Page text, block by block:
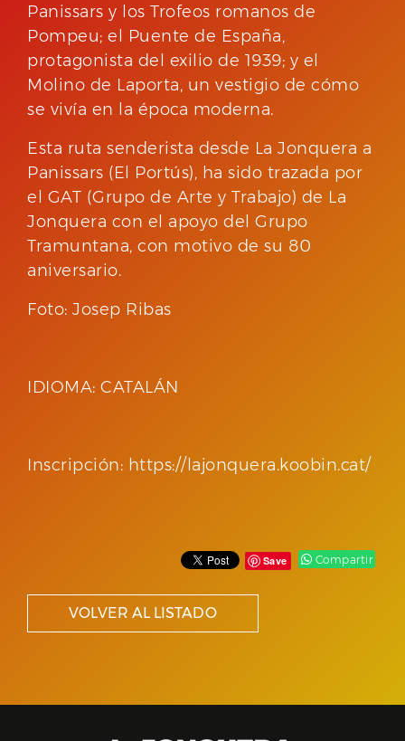
Panissars y los Trofeos romanos de
Pompeu; el Puente de España,
protagonista del exilio de 1939; y el
Molino de Laporta, un vestigio de cómo
se vivía en la época moderna.
Esta ruta senderista desde La Jonquera a
Panissars (El Portús), ha sido trazada por
el GAT (Grupo de Arte y Trabajo) de La
Jonquera con el apoyo del Grupo
Tramuntana, con motivo de su 80
aniversario.
Foto: Josep Ribas
IDIOMA: CATALÁN
Inscripción: https://lajonquera.koobin.cat/
Save Compartir
VOLVER AL LISTADO